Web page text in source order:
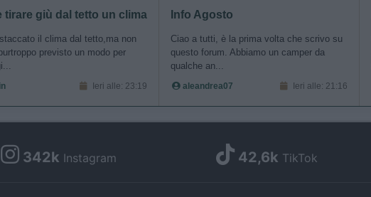
tirare giù dal tetto un clima
il clima dal tetto,ma non
previsto un modo per
Ieri alle: 23:19
Info Agosto
Ciao a tutti, è la prima volta che scrivo su
questo forum. Abbiamo un camper da
qualche an...
aleandrea07 Ieri alle: 21:16
342k Instagram 42,6k TikTok